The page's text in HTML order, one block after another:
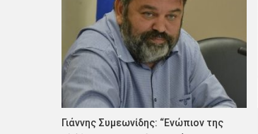
Γιάννης Συμεωνίδης: “Ενώπιον της